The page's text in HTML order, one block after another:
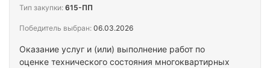
Оказание услуг и (или) выполнение работ по
оценке технического состояния многоквартирных
Тип закупки: 615-ПП
Победитель выбран: 06.03.2026